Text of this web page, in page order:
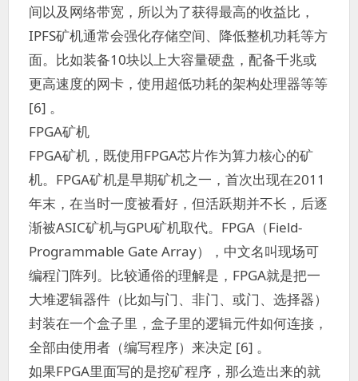
间以及网络带宽，所以为了获得最高的收益比，
IPFS矿机通常会强化存储空间、降低整机功耗等方
面。比如装备10块以上大容量硬盘，配备千兆或
更高速度的网卡，使用超低功耗的架构处理器等等
[6] 。
FPGA矿机
FPGA矿机，既使用FPGA芯片作为算力核心的矿
机。FPGA矿机是早期矿机之一，首次出现在2011
年末，在当时一度被看好，但活跃期并不长，后逐
渐被ASIC矿机与GPU矿机取代。FPGA（Field-
Programmable Gate Array），中文名叫现场可
编程门阵列。比较通俗的理解是，FPGA就是把一
大堆逻辑器件（比如与门、非门、或门、选择器）
封装在一个盒子里，盒子里的逻辑元件如何连接，
全部由使用者（编写程序）来决定 [6] 。
如果FPGA里面写的是挖矿程序，那么造出来的就